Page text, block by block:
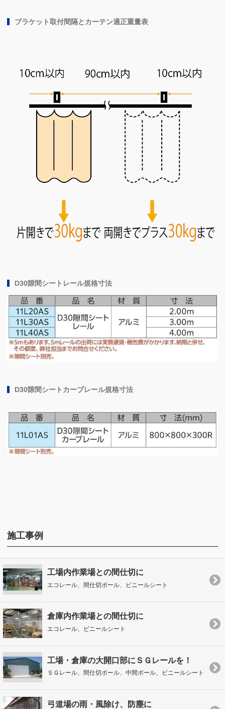
ブラケット取付間隔とカーテン適正重量表
D30隙間シートレール規格寸法
D30隙間シートカーブレール規格寸法
施工事例
工場内作業場との間仕切に
エコレール、間仕切ポール、ビニールシート
倉庫内作業場との間仕切に
エコレール、ビニールシート
工場・倉庫の大開口部にＳＧレールを！
ＳＧレール、間仕切ポール、中間ポール、ビニールシート
弓道場の雨・風除け、防塵に